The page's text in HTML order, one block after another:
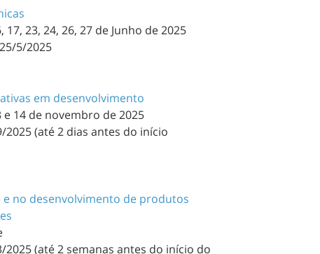
23, 24, 26, 27 de Junho de 2025
5/2025
em desenvolvimento
e 14 de novembro de 2025
(até 2 dias antes do início
no desenvolvimento de produtos
(até 2 semanas antes do início do